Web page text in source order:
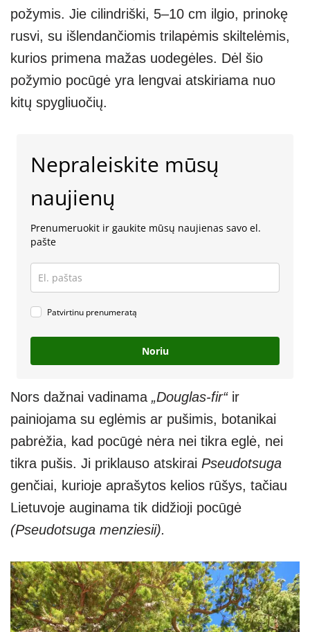
požymis. Jie cilindriški, 5–10 cm ilgio, prinokę
rusvi, su išlendančiomis trilapėmis skiltelėmis,
kurios primena mažas uodegėles. Dėl šio
požymio pocūgė yra lengvai atskiriama nuo
kitų spygliuočių.
Nepraleiskite mūsų
naujienų
Prenumeruokit ir gaukite mūsų naujienas savo el.
pašte
Patvirtinu prenumeratą
Noriu
Nors dažnai vadinama „Douglas-fir“ir
painiojama su eglėmis ar pušimis, botanikai
pabrėžia, kad pocūgė nėra nei tikra eglė, nei
tikra pušis. Ji priklauso atskirai Pseudotsuga
genčiai, kurioje aprašytos kelios rūšys, tačiau
Lietuvoje auginama tik didžioji pocūgė
(Pseudotsuga menziesii).